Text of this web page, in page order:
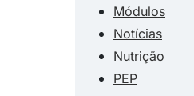
Módulos
Notícias
Nutrição
PEP